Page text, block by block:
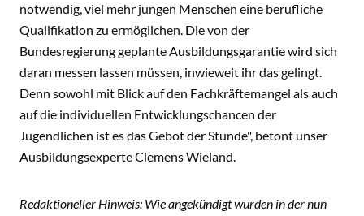
notwendig, viel mehr jungen Menschen eine berufliche
Qualifikation zu ermöglichen. Die von der
Bundesregierung geplante Ausbildungsgarantie wird sich
daran messen lassen müssen, inwieweit ihr das gelingt.
Denn sowohl mit Blick auf den Fachkräftemangel als auch
auf die individuellen Entwicklungschancen der
Jugendlichen ist es das Gebot der Stunde", betont unser
Ausbildungsexperte Clemens Wieland.
Redaktioneller Hinweis: Wie angekündigt wurden in der nun